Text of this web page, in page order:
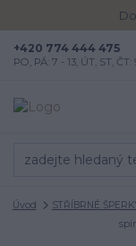
+420 774 444 475
PO, PÁ: 7 - 13, ÚT, ST, ČT:
Úvod STŘÍBRNÉ